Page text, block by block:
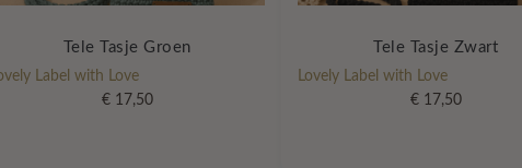
Tele Tasje Groen
Label with Love
€17,50
Tele Tasje Zwart
Lovely Label with Love
€17,50